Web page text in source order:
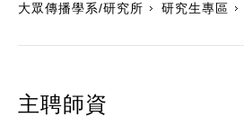
大眾傳播學系/研究所 研究生專區
主聘師資